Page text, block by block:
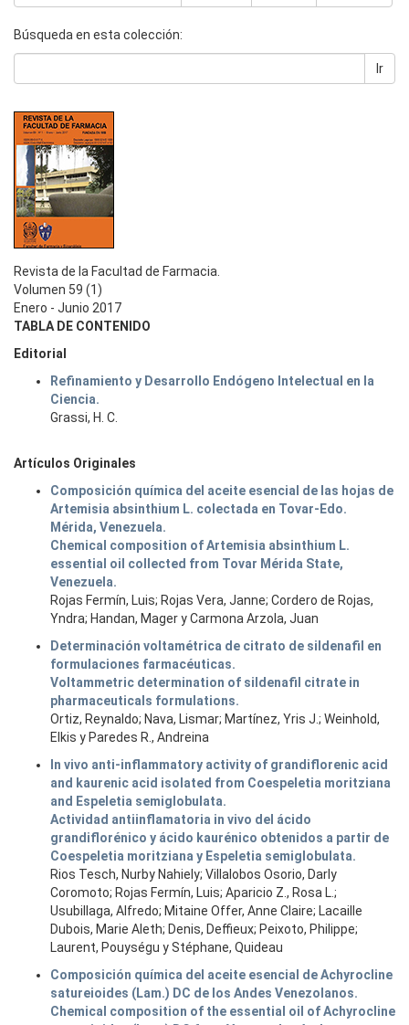
Búsqueda en esta colección:
Ir
Revista de la Facultad de Farmacia.
Volumen 59 (1)
Enero - Junio 2017
TABLA DE CONTENIDO
Editorial
Refinamiento y Desarrollo Endógeno Intelectual en la
Ciencia.
Grassi, H. C.
Artículos Originales
Composición química del aceite esencial de las hojas de
Artemisia absinthium L. colectada en Tovar-Edo.
Mérida, Venezuela.
Chemical composition of Artemisia absinthium L.
essential oil collected from Tovar Mérida State,
Venezuela.
Rojas Fermín, Luis; Rojas Vera, Janne; Cordero de Rojas,
Yndra; Handan, Mager y Carmona Arzola, Juan
Determinación voltamétrica de citrato de sildenafil en
formulaciones farmacéuticas.
Voltammetric determination of sildenafil citrate in
pharmaceuticals formulations.
Ortiz, Reynaldo; Nava, Lismar; Martínez, Yris J.; Weinhold,
Elkis y Paredes R., Andreina
In vivo anti-inflammatory activity of grandiflorenic acid
and kaurenic acid isolated from Coespeletia moritziana
and Espeletia semiglobulata.
Actividad antiinflamatoria in vivo del ácido
grandiflorénico y ácido kaurénico obtenidos a partir de
Coespeletia moritziana y Espeletia semiglobulata.
Rios Tesch, Nurby Nahiely; Villalobos Osorio, Darly
Coromoto; Rojas Fermín, Luis; Aparicio Z., Rosa L.;
Usubillaga, Alfredo; Mitaine Offer, Anne Claire; Lacaille
Dubois, Marie Aleth; Denis, Deffieux; Peixoto, Philippe;
Laurent, Pouységu y Stéphane, Quideau
Composición química del aceite esencial de Achyrocline
satureioides (Lam.) DC de los Andes Venezolanos.
Chemical composition of the essential oil of Achyrocline